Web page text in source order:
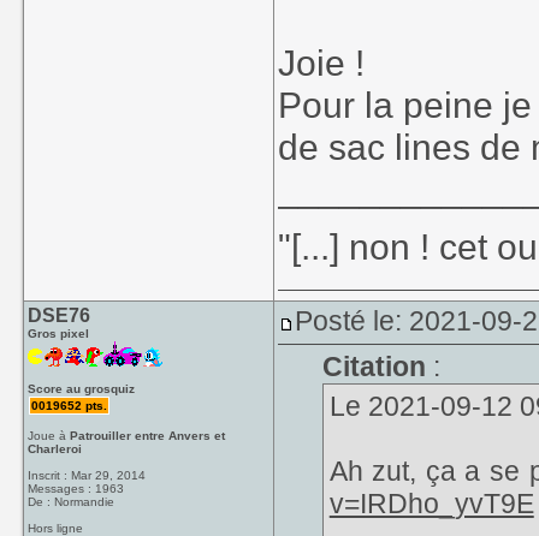
Joie !
Pour la peine
de sac lines de
"[...] non ! cet
DSE76
Gros pixel
Score au grosquiz
0019652 pts.
Joue àPatrouiller entre Anvers et
Charleroi
Inscrit : Mar 29, 2014
Messages : 1963
De : Normandie
Hors ligne
Posté le: 2021-09-
Citation :
Le 2021-09-12
Ah zut, ça a se
v=IRDho_yvT9E